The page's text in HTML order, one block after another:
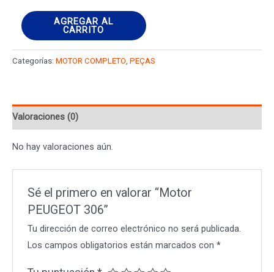
Motor
PEUGEOT
306
cantidad
AGREGAR AL
CARRITO
Categorías: MOTOR COMPLETO, PEÇAS
Valoraciones (0)
No hay valoraciones aún.
Sé el primero en valorar “Motor
PEUGEOT 306”
Tu dirección de correo electrónico no será publicada.
Los campos obligatorios están marcados con*